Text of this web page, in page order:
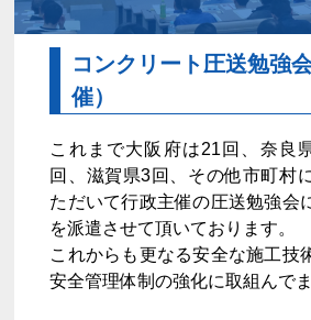
コンクリート圧送勉強
催）
これまで大阪府は21回、奈良
回、滋賀県3回、その他市町村
ただいて行政主催の圧送勉強会
を派遣させて頂いております。
これからも更なる安全な施工技
安全管理体制の強化に取組んで